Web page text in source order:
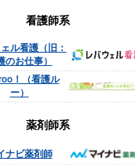
看護師系
ル看護（旧：
のお仕事）
！（看護ル
ー）
薬剤師系
ナビ薬剤師